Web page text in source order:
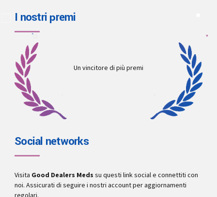
I nostri premi
Un vincitore di più premi
Social networks
Visita Good Dealers Meds su questi link social e connettiti con
noi. Assicurati di seguire i nostri account per aggiornamenti
regolari.